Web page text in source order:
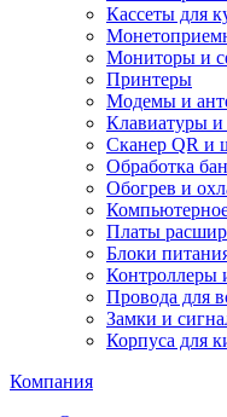
Кассеты для
Мониторы и
Принтеры
Модемы и
Клавиатуры
Сканер QR и
Обработка
Обогрев и
Платы
Блоки
Контроллеры
Провода для
Замки и
Корпуса для
Компания